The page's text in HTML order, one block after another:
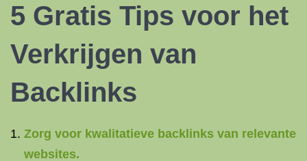
5 Gratis Tips voor het
Verkrijgen van
Backlinks
Zorg voor kwalitatieve backlinks van relevante
websites.